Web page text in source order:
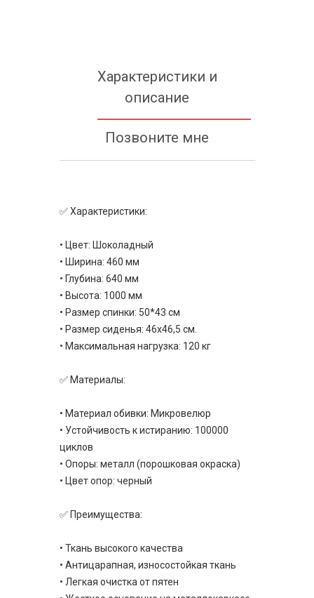
Характеристики и
описание
Позвоните мне
✅ Характеристики:
• Цвет: Шоколадный
• Ширина: 460 мм
• Глубина: 640 мм
• Высота: 1000 мм
• Размер спинки: 50*43 см
• Размер сиденья: 46х46,5 см.
• Максимальная нагрузка: 120 кг
✅ Материалы:
• Материал обивки: Микровелюр
• Устойчивость к истиранию: 100000
циклов
• Опоры: металл (порошковая окраска)
• Цвет опор: черный
✅ Преимущества:
• Ткань высокого качества
• Антицарапная, износостойкая ткань
• Легкая очистка от пятен